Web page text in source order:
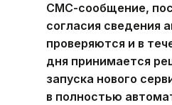
СМС-сообщение,
согласия сведения
проверяются и в
дня принимается
запуска нового
в полностью